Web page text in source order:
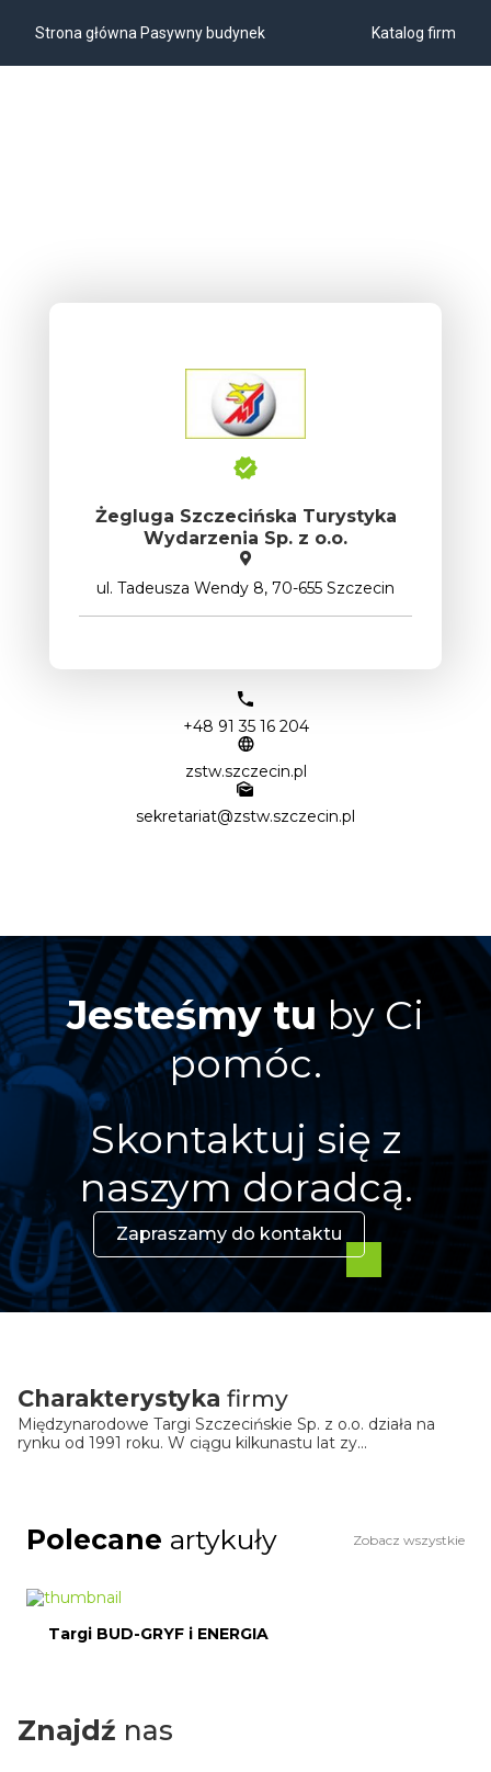
Strona główna Pasywny budynek Katalog firm
Żegluga Szczecińska Turystyka
Wydarzenia Sp. z o.o.
ul. Tadeusza Wendy 8, 70-655 Szczecin
+48 91 35 16 204
zstw.szczecin.pl
sekretariat@zstw.szczecin.pl
Jesteśmy tu by Ci
pomóc.
Skontaktuj się z
naszym doradcą.
Zapraszamy do kontaktu
Charakterystyka firmy
Międzynarodowe Targi Szczecińskie Sp. z o.o. działa na
rynku od 1991 roku. W ciągu kilkunastu lat zy...
Polecane artykuły Zobacz wszystkie
Targi BUD-GRYF i ENERGIA
Znajdź nas